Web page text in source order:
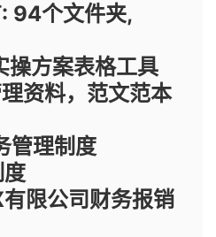
94个文件夹,
操方案表格工具
资料，范文范本
管理制度
限公司财务报销